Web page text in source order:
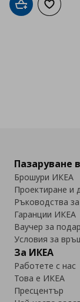
Добави вДобави
Пазаруване
Брошури ИКЕА
Проектиране и
Ръководства
Гаранции ИКЕА
Ваучер за
Условия за
За ИКЕА
Работете с нас
Това е ИКЕА
Пресцентър